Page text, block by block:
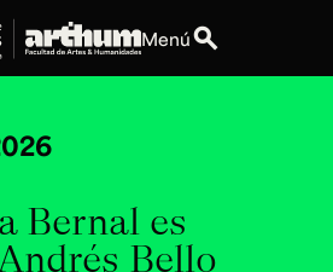
Menúsearch
Bernal es
Bello